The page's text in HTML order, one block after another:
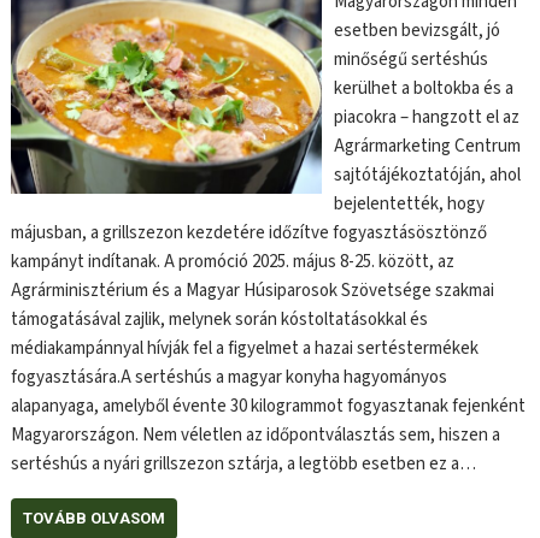
esetben bevizsgált, jó
minőségű sertéshús
kerülhet a boltokba és a
piacokra – hangzott el az
Agrármarketing Centrum
sajtótájékoztatóján, ahol
bejelentették, hogy
májusban, a grillszezon kezdetére időzítve fogyasztásösztönző
kampányt indítanak. A promóció 2025. május 8-25. között, az
Agrárminisztérium és a Magyar Húsiparosok Szövetsége szakmai
támogatásával zajlik, melynek során kóstoltatásokkal és
médiakampánnyal hívják fel a figyelmet a hazai sertéstermékek
fogyasztására.A sertéshús a magyar konyha hagyományos
alapanyaga, amelyből évente 30 kilogrammot fogyasztanak fejenként
Magyarországon. Nem véletlen az időpontválasztás sem, hiszen a
sertéshús a nyári grillszezon sztárja, a legtöbb esetben ez a…
TOVÁBB OLVASOM